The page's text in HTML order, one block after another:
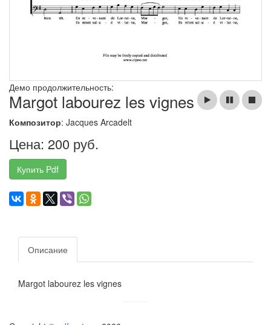
Демо продолжительность:
Margot labourez les vignes
Композитор: Jacques Arcadelt
Цена: 200 руб.
Купить Pdf
Описание
Margot labourez les vignes